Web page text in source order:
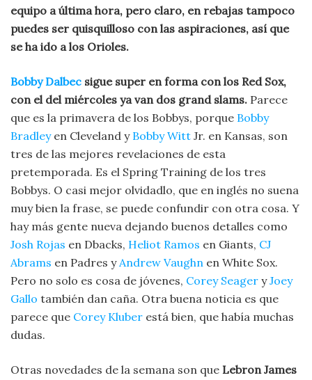
equipo a última hora, pero claro, en rebajas tampoco
puedes ser quisquilloso con las aspiraciones, así que
se ha ido a los Orioles.
Bobby Dalbec sigue super en forma con los Red Sox,
con el del miércoles ya van dos grand slams. Parece
que es la primavera de los Bobbys, porque Bobby
Bradleyen Cleveland y Bobby Witt Jr. en Kansas, son
tres de las mejores revelaciones de esta
pretemporada. Es el Spring Training de los tres
Bobbys. O casi mejor olvidadlo, que en inglés no suena
muy bien la frase, se puede confundir con otra cosa. Y
hay más gente nueva dejando buenos detalles como
Josh Rojas en Dbacks, Heliot Ramos en Giants, CJ
Abrams en Padres y Andrew Vaughn en White Sox.
Pero no solo es cosa de jóvenes, Corey Seager yJoey
Gallo también dan caña. Otra buena noticia es que
parece que Corey Kluber está bien, que había muchas
dudas.
Otras novedades de la semana son que Lebron James